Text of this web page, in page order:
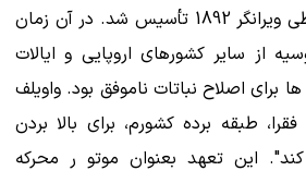
متعددی که پس از قحطی ویرانگر 1892 تأسیس شد. در آن زمان
از سایر کشورهای اروپایی و ایالات
اصلاح نباتات ناموفق بود. واویلف
طبقه برده کشورم، برای بالا بردن
این تعهد بعنوان موتو ر محرکه